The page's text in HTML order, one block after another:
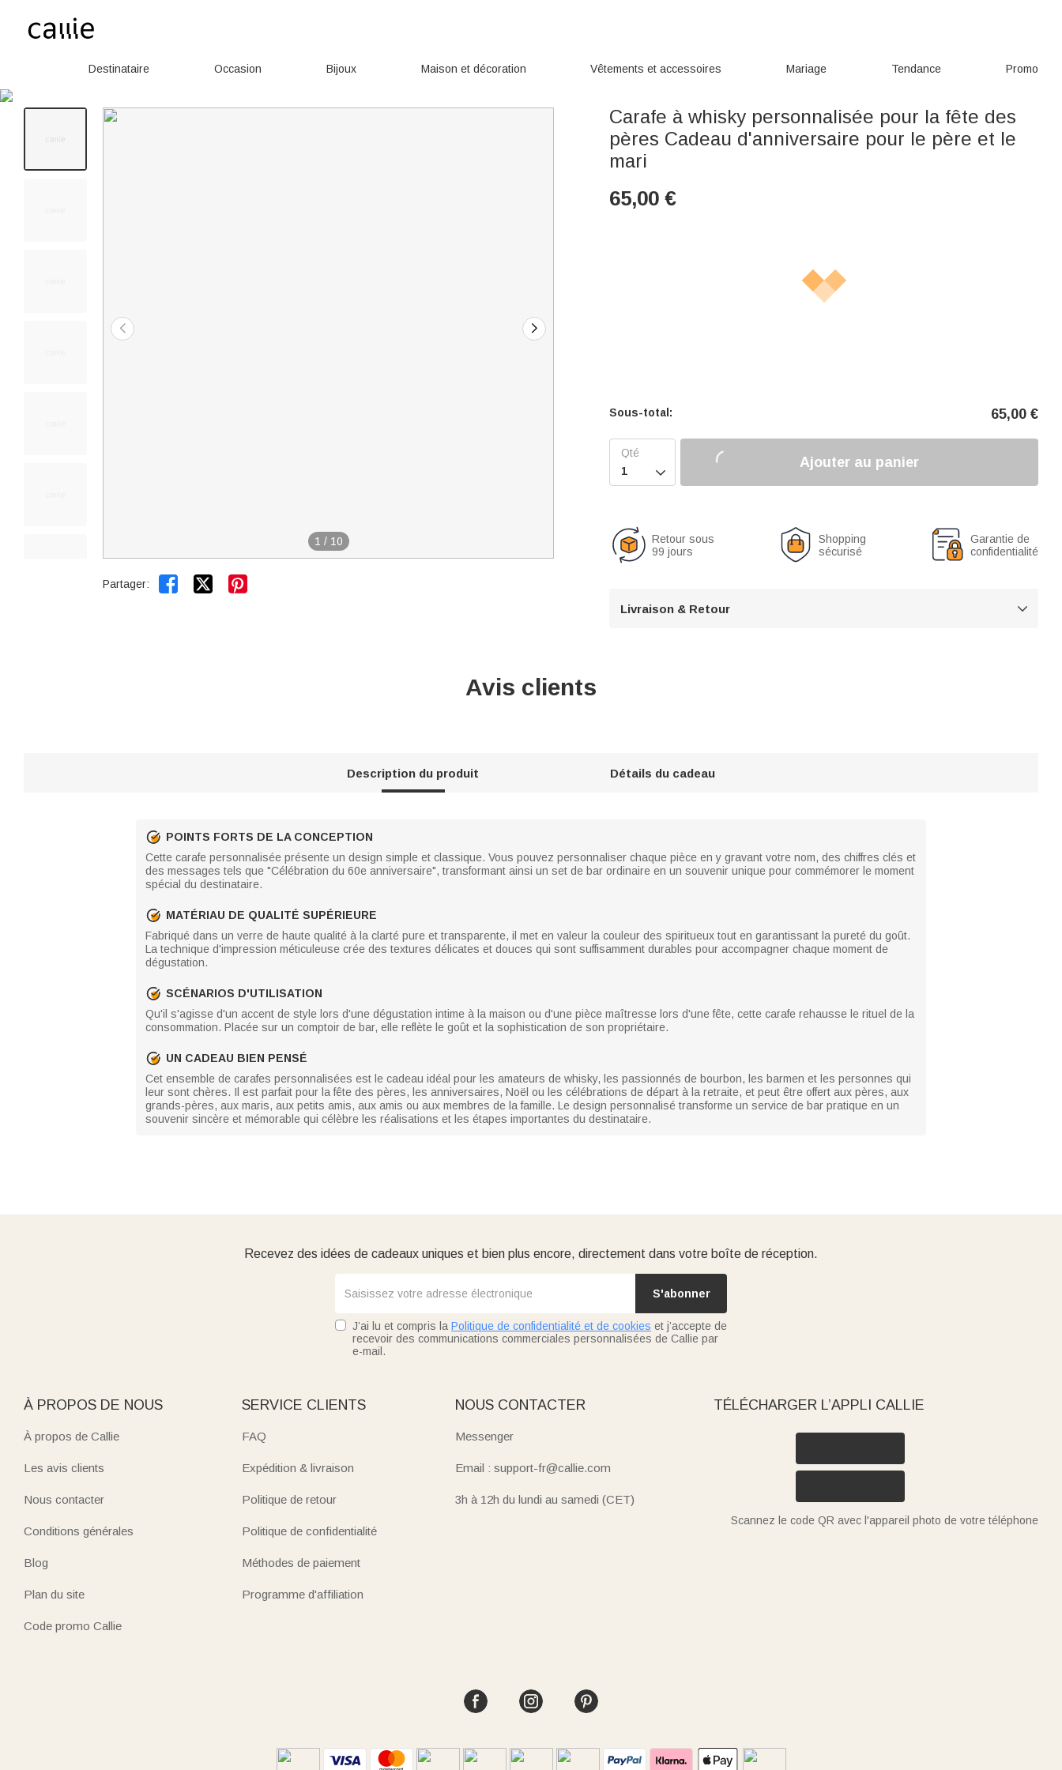
Destinataire Occasion Bijoux Maison et décoration Vêtements et accessoires Mariage Tendance Promo
1 / 10
Partager:  
Carafe à whisky personnalisée pour la fête des
pères Cadeau d'anniversaire pour le père et le
mari
65,00 €
Sous-total: 65,00 €

Ajouter au panier
Retour sous
99 jours
Shopping
sécurisé
Garantie de
confidentialité
Livraison & Retour 
Avis clients
Description du produit Détails du cadeau
POINTS FORTS DE LA CONCEPTION
Cette carafe personnalisée présente un design simple et classique. Vous pouvez personnaliser chaque pièce en y gravant votre nom, des chiffres clés et
des messages tels que "Célébration du 60e anniversaire", transformant ainsi un set de bar ordinaire en un souvenir unique pour commémorer le moment
spécial du destinataire.
MATÉRIAU DE QUALITÉ SUPÉRIEURE
Fabriqué dans un verre de haute qualité à la clarté pure et transparente, il met en valeur la couleur des spiritueux tout en garantissant la pureté du goût.
La technique d'impression méticuleuse crée des textures délicates et douces qui sont suffisamment durables pour accompagner chaque moment de
dégustation.
SCÉNARIOS D'UTILISATION
Qu'il s'agisse d'un accent de style lors d'une dégustation intime à la maison ou d'une pièce maîtresse lors d'une fête, cette carafe rehausse le rituel de la
consommation. Placée sur un comptoir de bar, elle reflète le goût et la sophistication de son propriétaire.
UN CADEAU BIEN PENSÉ
Cet ensemble de carafes personnalisées est le cadeau idéal pour les amateurs de whisky, les passionnés de bourbon, les barmen et les personnes qui
leur sont chères. Il est parfait pour la fête des pères, les anniversaires, Noël ou les célébrations de départ à la retraite, et peut être offert aux pères, aux
grands-pères, aux maris, aux petits amis, aux amis ou aux membres de la famille. Le design personnalisé transforme un service de bar pratique en un
souvenir sincère et mémorable qui célèbre les réalisations et les étapes importantes du destinataire.
Recevez des idées de cadeaux uniques et bien plus encore, directement dans votre boîte de réception.
S'abonner
J’ai lu et compris la Politique de confidentialité et de cookies et j’accepte de
recevoir des communications commerciales personnalisées de Callie par
e-mail.
À PROPOS DE NOUS
À propos de Callie
Les avis clients
Nous contacter
Conditions générales
Blog
Plan du site
Code promo Callie
SERVICE CLIENTS
FAQ
Expédition & livraison
Politique de retour
Politique de confidentialité
Méthodes de paiement
Programme d'affiliation
NOUS CONTACTER
Messenger
Email : support-fr@callie.com
3h à 12h du lundi au samedi (CET)
TÉLÉCHARGER L’APPLI CALLIE
Scannez le code QR avec l'appareil photo de votre téléphone